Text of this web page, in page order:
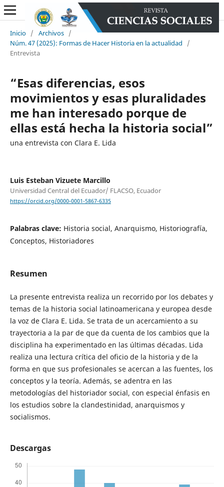
Inicio / Archivos /
Núm. 47 (2025): Formas de Hacer Historia en la actualidad
/
Entrevista
“Esas diferencias, esos
movimientos y esas pluralidades
me han interesado porque de
ellas está hecha la historia social”
una entrevista con Clara E. Lida
Luis Esteban Vizuete Marcillo
Universidad Central del Ecuador/ FLACSO, Ecuador
https://orcid.org/0000-0001-5867-6335
Palabras clave: Historia social, Anarquismo, Historiografía,
Conceptos, Historiadores
Resumen
La presente entrevista realiza un recorrido por los debates y
temas de la historia social latinoamericana y europea desde
la voz de Clara E. Lida. Se trata de un acercamiento a su
trayectoria a la par de que da cuenta de los cambios que la
disciplina ha experimentado en las últimas décadas. Lida
realiza una lectura crítica del oficio de la historia y de la
forma en que sus profesionales se acercan a las fuentes, los
conceptos y la teoría. Además, se adentra en las
metodologías del historiador social, con especial énfasis en
los estudios sobre la clandestinidad, anarquismos y
socialismos.
Descargas